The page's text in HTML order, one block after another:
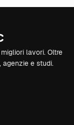
lavori. Oltre
agenzie e studi.